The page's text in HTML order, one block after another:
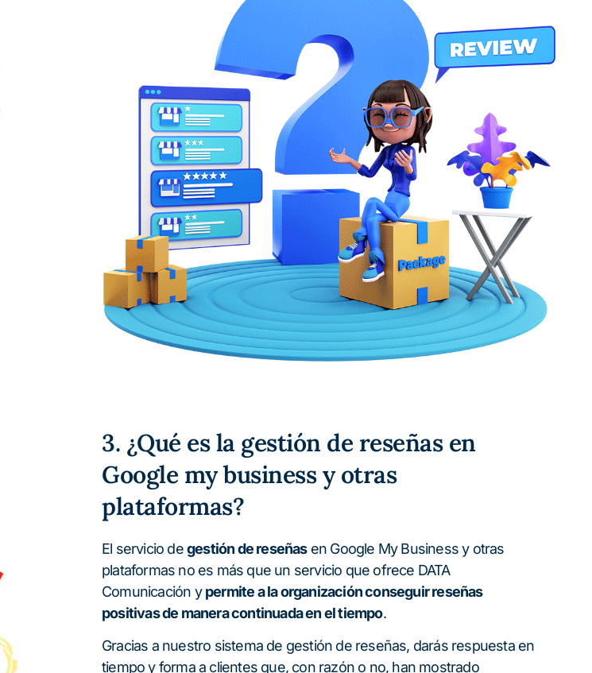
3. ¿Qué es la gestión de reseñas en
Google my business y otras
plataformas?
El servicio degestión de reseñasen Google My Business y otras
plataformas no es más que un servicio que ofrece DATA
Comunicación ypermite a la organización conseguir reseñas
positivas de manera continuada en el tiempo.
Gracias a nuestro sistema de gestión de reseñas, darás respuesta en
tiempo y forma a clientes que, con razón o no, han mostrado